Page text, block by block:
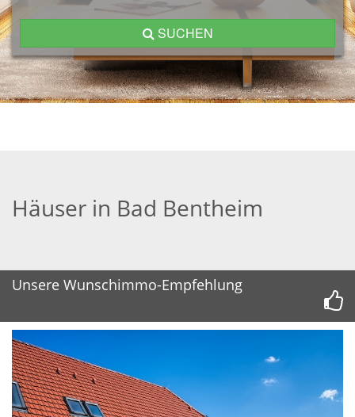
SUCHEN
Häuser in Bad Bentheim
Unsere Wunschimmo-Empfehlung